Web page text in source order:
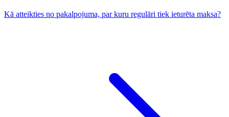
Kā atteikties no pakalpojuma, par kuru regulāri tiek ieturēta maksa?